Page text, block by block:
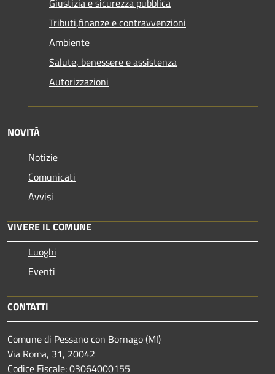
Giustizia e sicurezza pubblica
Tributi,finanze e contravvenzioni
Ambiente
Salute, benessere e assistenza
Autorizzazioni
NOVITÀ
Notizie
Comunicati
Avvisi
VIVERE IL COMUNE
Luoghi
Eventi
CONTATTI
Comune di Pessano con Bornago (MI)
Via Roma, 31, 20042
Codice Fiscale: 03064000155